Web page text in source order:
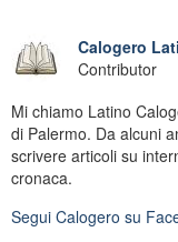
Calogero
Contributor
Mi chiamo Latino
di Palermo. Da alcuni
scrivere articoli su
cronaca.
Segui Calogero su